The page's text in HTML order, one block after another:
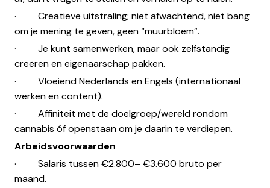
· Creatieve uitstraling; niet afwachtend, niet bang
om je mening te geven, geen “muurbloem”.
· Je kunt samenwerken, maar ook zelfstandig
creëren en eigenaarschap pakken.
· Vloeiend Nederlands en Engels (internationaal
werken en content).
· Affiniteit met de doelgroep/wereld rondom
cannabis óf openstaan om je daarin te verdiepen.
Arbeidsvoorwaarden
· Salaris tussen €2.800– €3.600 bruto per
maand.